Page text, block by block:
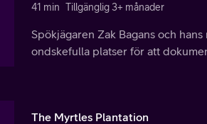
41 min Tillgänglig 3+ månader
Spökjägaren Zak Bagans och
ondskefulla platser för att
The Myrtles Plantation